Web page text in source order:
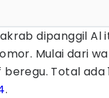
dipanggil Al
Mulai dari
Total ada
.